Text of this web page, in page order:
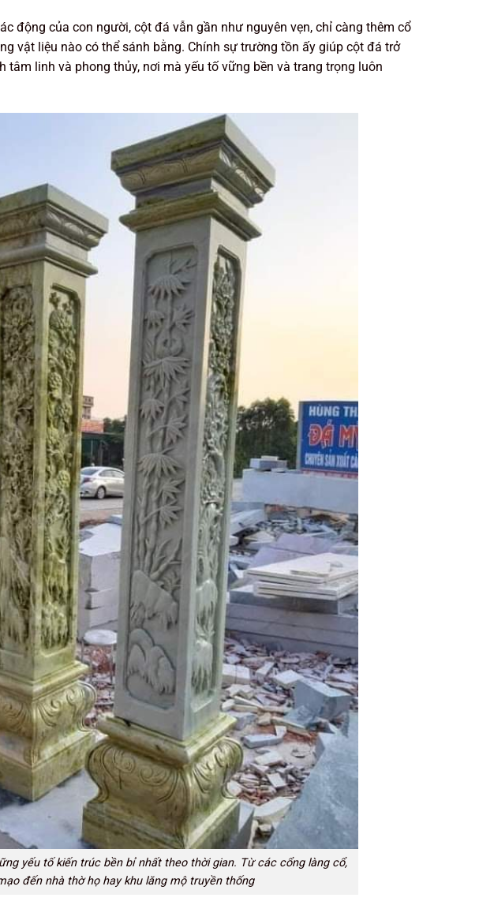
động của con người, cột đá vẫn gần như nguyên vẹn, chỉ càng thêm cổ
vật liệu nào có thể sánh bằng. Chính sự trường tồn ấy giúp cột đá trở
linh và phong thủy, nơi mà yếu tố vững bền và trang trọng luôn
yếu tố kiến trúc bền bỉ nhất theo thời gian. Từ các cổng làng cổ,
đến nhà thờ họ hay khu lăng mộ truyền thống